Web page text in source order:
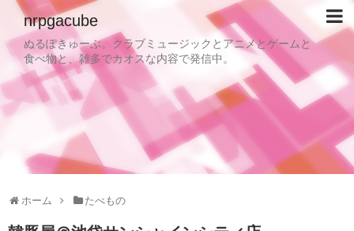
nrpgacube
ぬるぽきゅーぶ。クラブミュージックとアニメとゲームと
食べ物と、雑多でカオスな内容で発信中。
ホーム たべもの